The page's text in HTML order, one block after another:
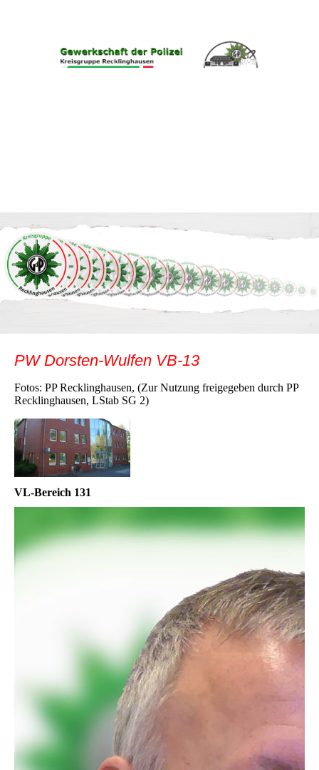
PW Dorsten-Wulfen VB-13
Fotos: PP Recklinghausen, (Zur Nutzung freigegeben durch PP
Recklinghausen, LStab SG 2)
VL-Bereich 131